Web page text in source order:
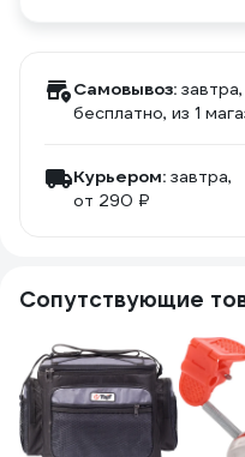
Самовывоз: завтра,
бесплатно, из 1
Курьером: завтра,
от 290 ₽
Сопутствующие